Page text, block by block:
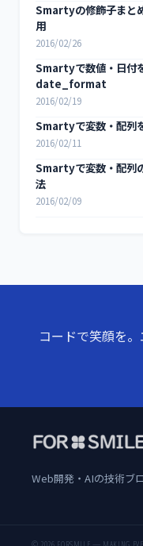
Smartyの修飾子ま
用
2016/02/26
Smartyで数値・日
date_format
2016/02/19
Smartyで変数・配列
2016/02/11
Smartyで変数・配列
法
2016/02/09
コードで笑顔を
Web開発・AIの技術ブロ